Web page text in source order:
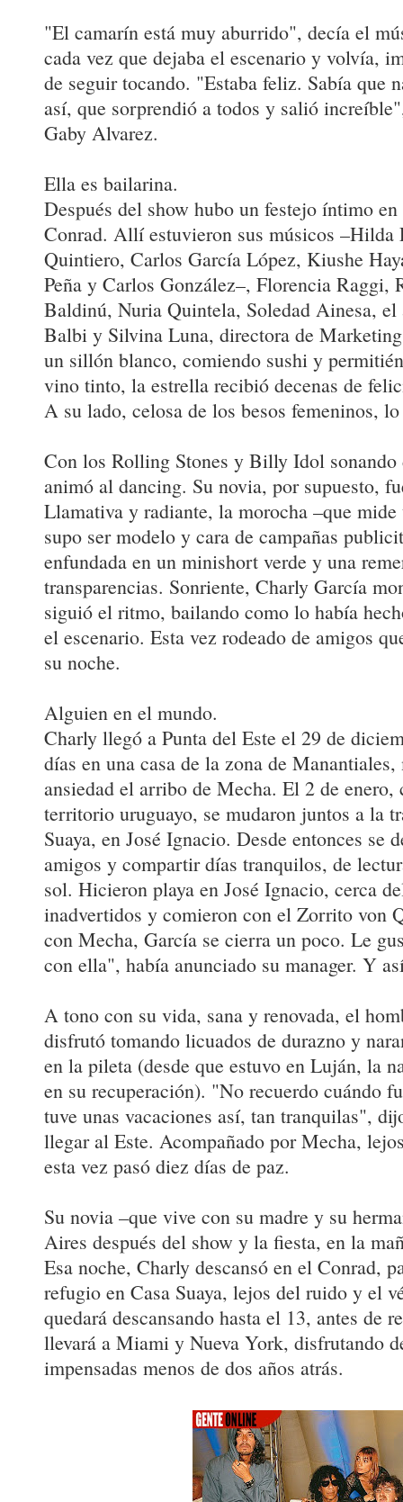
"El camarín está muy aburrido", decía el
cada vez que dejaba el escenario y volvía,
de seguir tocando. "Estaba feliz. Sabía que
así, que sorprendió a todos y salió
Gaby Alvarez.
Ella es bailarina.
Después del show hubo un festejo íntimo
Conrad. Allí estuvieron sus músicos –Hilda
Quintiero, Carlos García López, Kiushe
Peña y Carlos González–, Florencia Raggi,
Baldinú, Nuria Quintela, Soledad Ainesa,
Balbi y Silvina Luna, directora de
un sillón blanco, comiendo sushi y
vino tinto, la estrella recibió decenas de
A su lado, celosa de los besos femeninos,
Con los Rolling Stones y Billy Idol sonando
animó al dancing. Su novia, por supuesto,
Llamativa y radiante, la morocha –que mide
supo ser modelo y cara de campañas
enfundada en un minishort verde y una
transparencias. Sonriente, Charly García
siguió el ritmo, bailando como lo había
el escenario. Esta vez rodeado de amigos
su noche.
Alguien en el mundo.
Charly llegó a Punta del Este el 29 de
días en una casa de la zona de
ansiedad el arribo de Mecha. El 2 de enero,
territorio uruguayo, se mudaron juntos a la
Suaya, en José Ignacio. Desde entonces se
amigos y compartir días tranquilos, de
sol. Hicieron playa en José Ignacio, cerca
inadvertidos y comieron con el Zorrito von
con Mecha, García se cierra un poco. Le
con ella", había anunciado su manager. Y
A tono con su vida, sana y renovada, el
disfrutó tomando licuados de durazno y
en la pileta (desde que estuvo en Luján, la
en su recuperación). "No recuerdo cuándo
tuve unas vacaciones así, tan tranquilas",
llegar al Este. Acompañado por Mecha,
esta vez pasó diez días de paz.
Su novia –que vive con su madre y su
Aires después del show y la fiesta, en la
Esa noche, Charly descansó en el Conrad,
refugio en Casa Suaya, lejos del ruido y el
quedará descansando hasta el 13, antes de
llevará a Miami y Nueva York, disfrutando
impensadas menos de dos años atrás.